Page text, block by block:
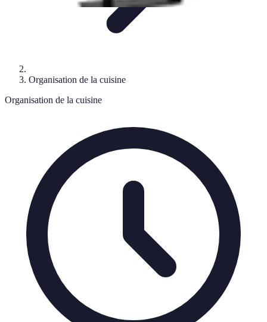
Organisation de la cuisine
Organisation de la cuisine